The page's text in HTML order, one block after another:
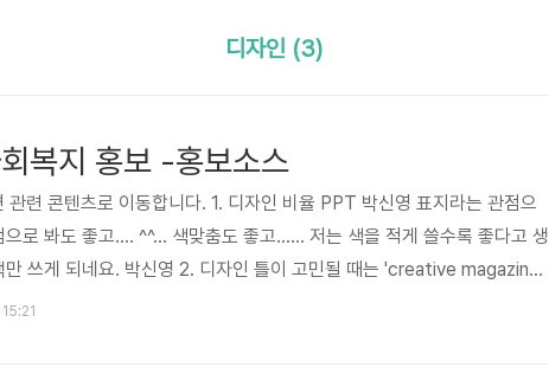
디자인 (3)
복지 홍보 -홍보소스
련 콘텐츠로 이동합니다. 1. 디자인 비율 PPT 박신영 표지라는 관점으
로 봐도 좋고.... ^^... 색맞춤도 좋고...... 저는 색을 적게 쓸수록 좋다고 생
만 쓰게 되네요. 박신영 2. 디자인 틀이 고민될 때는 'creative magazine
몇번으로 간지나는 워드클라우드 만들기 공무따 베스트 게시물 #2 손